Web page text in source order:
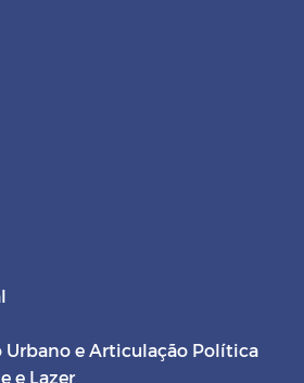
Urbano e Articulação Política
e Lazer